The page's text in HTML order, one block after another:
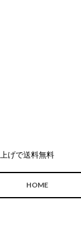
げで送料無料
HOME